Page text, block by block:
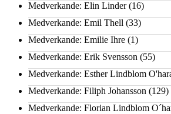
Medverkande: Elin Linder(16)
Medverkande: Emil Thell (33)
Medverkande: Emilie Ihre (1)
Medverkande: Erik Svensson (55)
Medverkande: Esther Lindblom
Medverkande: Filiph Johansson (129)
Medverkande: Florian Lindblom